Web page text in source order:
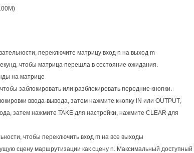
переключите матрицу вход n на выход m
чтобы матрица перешла в состояние ожидания.
на матрице
заблокировать или разблокировать передние кнопки.
ввода-вывода, затем нажмите кнопку IN или OUTPUT,
затем нажмите TAKE для настройки, нажмите CLEAR для
чтобы переключить вход m на все выходы
сцену маршрутизации как сцену n. Максимальный доступный